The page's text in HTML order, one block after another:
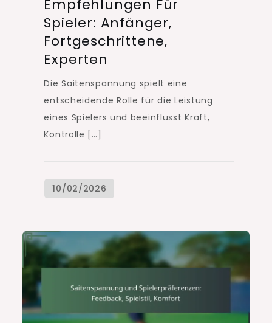
Empfehlungen Für
Spieler: Anfänger,
Fortgeschrittene,
Experten
Die Saitenspannung spielt eine
entscheidende Rolle für die Leistung
eines Spielers und beeinflusst Kraft,
Kontrolle […]